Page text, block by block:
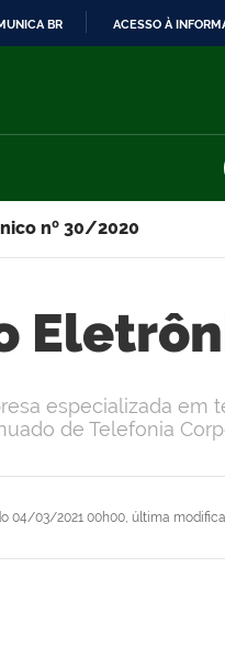
BR ACESSO À
nº 30/2020
04/03/2021 00h00, última
especializada
de Telefonia